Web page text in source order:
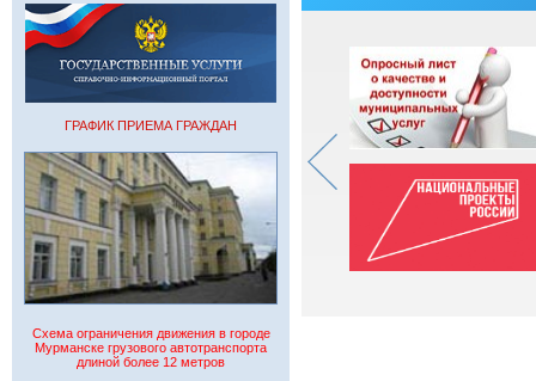
ГРАФИК ПРИЕМА ГРАЖДАН
Схема ограничения движения в городе
Мурманске грузового автотранспорта
длиной более 12 метров